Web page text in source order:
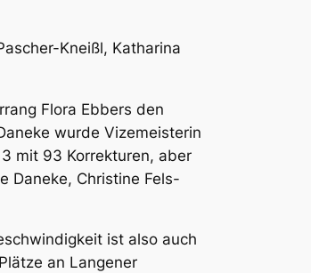
Kneißl, Katharina
Flora Ebbers den
wurde Vizemeisterin
mit 93 Korrekturen, aber
Daneke, Christine Fels-
ist also auch
an Langener